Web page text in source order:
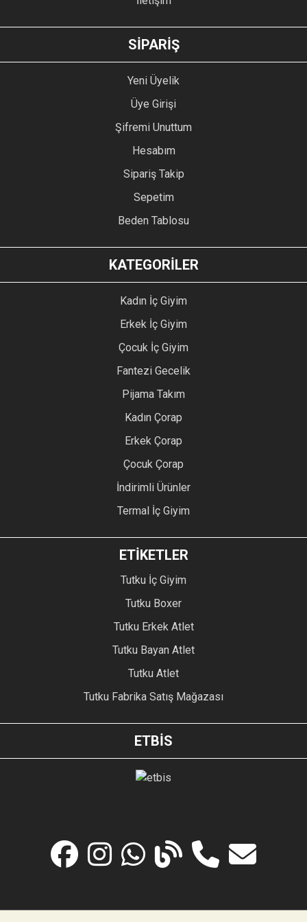
GÖNDER
SİPARİŞ
Yeni Üyelik
Üye Girişi
Şifremi Unuttum
Hesabım
Sipariş Takip
Sepetim
Beden Tablosu
KATEGORİLER
Kadın İç Giyim
Erkek İç Giyim
Çocuk İç Giyim
Fantezi Gecelik
Pijama Takım
Kadın Çorap
Erkek Çorap
Çocuk Çorap
İndirimli Ürünler
Termal İç Giyim
ETİKETLER
Tutku İç Giyim
Tutku Boxer
Tutku Erkek Atlet
Tutku Bayan Atlet
Tutku Atlet
Tutku Fabrika Satış Mağazası
ETBİS